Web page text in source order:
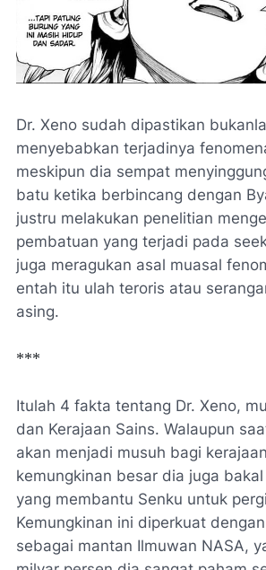
Dr. Xeno sudah dipastikan
menyebabkan terjadinya
meskipun dia sempat
batu ketika berbincang dengan
justru melakukan penelitian
pembatuan yang terjadi pada
juga meragukan asal muasal
entah itu ulah teroris atau
asing.
***
Itulah 4 fakta tentang Dr. Xeno,
dan Kerajaan Sains. Walaupun
akan menjadi musuh bagi
kemungkinan besar dia juga
yang membantu Senku untuk
Kemungkinan ini diperkuat
sebagai mantan Ilmuwan NASA,